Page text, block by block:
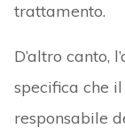
trattamento.
D’altro canto,
specifica che
responsabile